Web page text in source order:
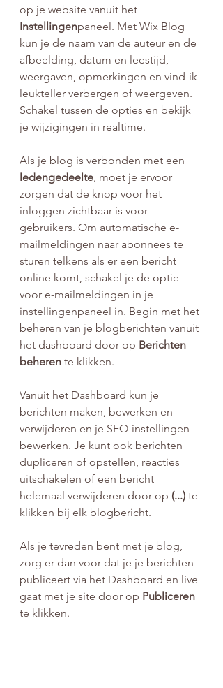
op je website vanuit het
Instellingenpaneel. Met Wix Blog
kun je de naam van de auteur en de
afbeelding, datum en leestijd,
weergaven, opmerkingen en vind-ik-
leukteller verbergen of weergeven.
Schakel tussen de opties en bekijk
je wijzigingen in realtime.
Als je blog is verbonden met een
ledengedeelte, moet je ervoor
zorgen dat de knop voor het
inloggen zichtbaar is voor
gebruikers. Om automatische e-
mailmeldingen naar abonnees te
sturen telkens als er een bericht
online komt, schakel je de optie
voor e-mailmeldingen in je
instellingenpaneel in. Begin met het
beheren van je blogberichten vanuit
het dashboard door op Berichten
beheren te klikken.
Vanuit het Dashboard kun je
berichten maken, bewerken en
verwijderen en je SEO-instellingen
bewerken. Je kunt ook berichten
dupliceren of opstellen, reacties
uitschakelen of een bericht
helemaal verwijderen door op (...) te
klikken bij elk blogbericht.
Als je tevreden bent met je blog,
zorg er dan voor dat je je berichten
publiceert via het Dashboard en live
gaat met je site door op Publiceren
te klikken.